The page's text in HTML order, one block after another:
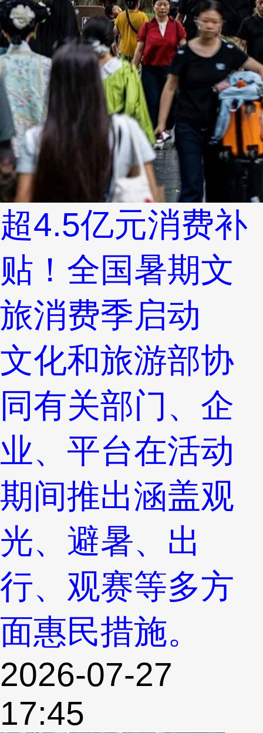
超4.5亿元消费补
贴！全国暑期文
旅消费季启动
文化和旅游部协
同有关部门、企
业、平台在活动
期间推出涵盖观
光、避暑、出
行、观赛等多方
面惠民措施。
2026-07-27
17:45